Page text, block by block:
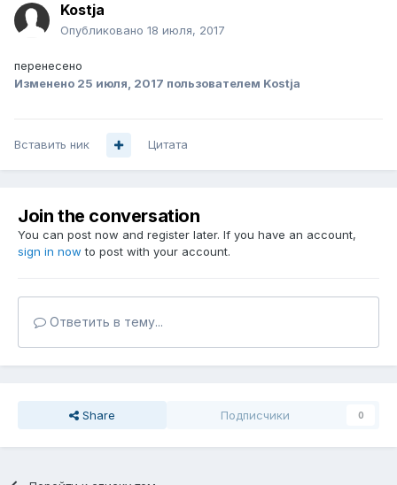
Kostja
Опубликовано 18 июля, 2017
перенесено
Изменено 25 июля, 2017 пользователем Kostja
Вставить ник Цитата
Join the conversation
You can post now and register later. If you have an account,
sign in now to post with your account.
Ответить в тему...
Share Подписчики 0